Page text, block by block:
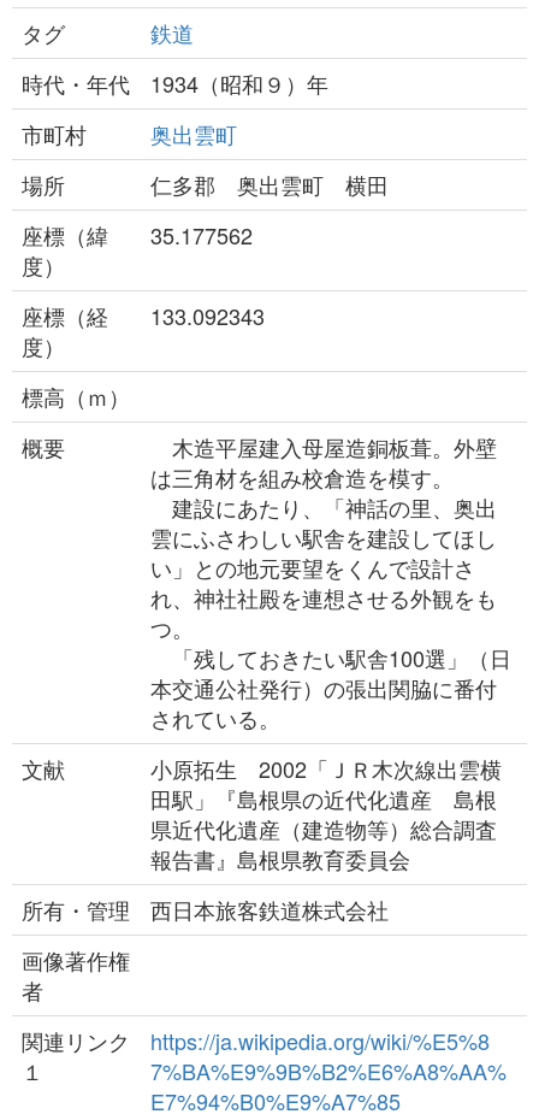
タグ
鉄道
時代・年代
1934（昭和９）年
市町村
奥出雲町
場所
仁多郡 奥出雲町 横田
座標（緯
度）
35.177562
座標（経
度）
133.092343
標高（ｍ）
概要
木造平屋建入母屋造銅板葺。外壁
は三角材を組み校倉造を模す。
建設にあたり、「神話の里、奥出
雲にふさわしい駅舎を建設してほし
い」との地元要望をくんで設計さ
れ、神社社殿を連想させる外観をも
つ。
「残しておきたい駅舎100選」（日
本交通公社発行）の張出関脇に番付
されている。
文献
小原拓生 2002「ＪＲ木次線出雲横
田駅」『島根県の近代化遺産 島根
県近代化遺産（建造物等）総合調査
報告書』島根県教育委員会
所有・管理
西日本旅客鉄道株式会社
画像著作権
者
関連リンク
１
https://ja.wikipedia.org/wiki/%E5%8
7%BA%E9%9B%B2%E6%A8%AA%
E7%94%B0%E9%A7%85